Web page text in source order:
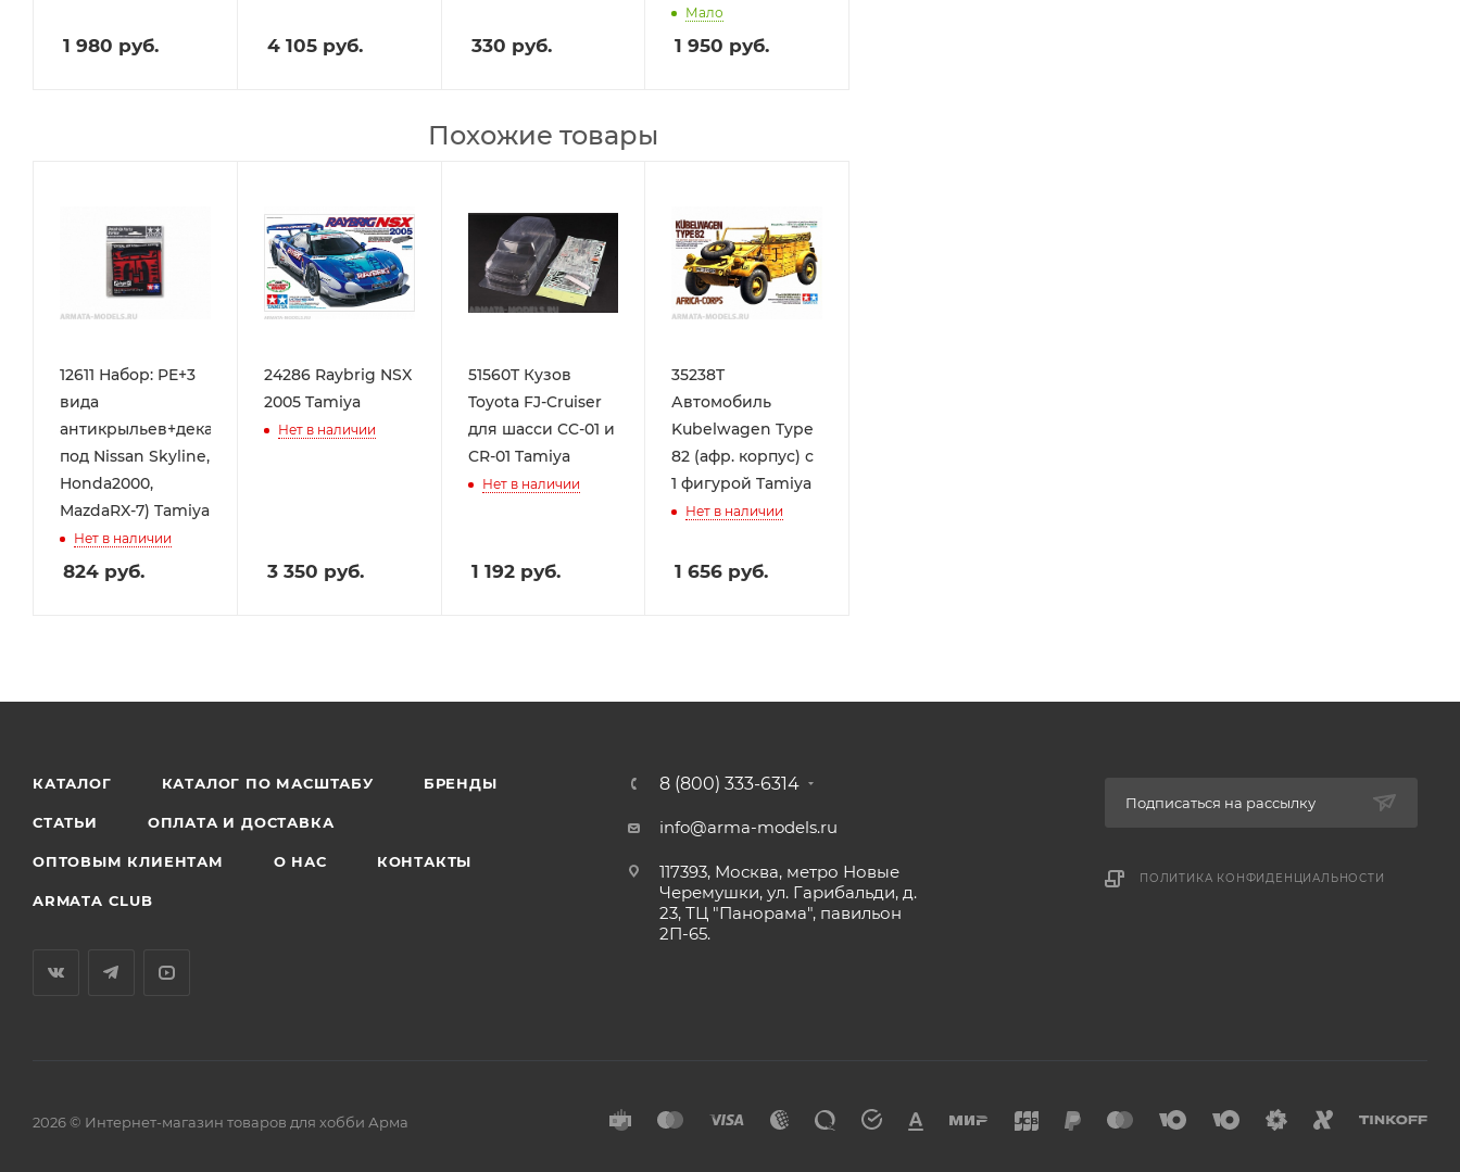
1 980 руб. 4 105руб. 330 руб.
Мало
1 950 руб.
Похожие товары
12611 Набор: PE+3
вида
антикрыльев+декали
под Nissan Skyline,
Honda2000,
MazdaRX-7) Tamiya
Нет в наличии
824 руб.
24286 Raybrig NSX
2005 Tamiya
Нет в наличии
3 350 руб.
51560T Кузов
Toyota FJ-Cruiser
для шасси CC-01 и
CR-01 Tamiya
Нет в наличии
1 192руб.
35238T
Автомобиль
Kubelwagen Type
82 (афр. корпус) с
1 фигурой Tamiya
Нет в наличии
1 656 руб.
КАТАЛОГ КАТАЛОГ ПО МАСШТАБУ БРЕНДЫ
СТАТЬИ ОПЛАТА И ДОСТАВКА
ОПТОВЫМ КЛИЕНТАМ О НАС КОНТАКТЫ
ARMATA CLUB
8 (800) 333-6314
info@arma-models.ru
117393, Москва, метро Новые
Черемушки, ул. Гарибальди, д.
23, ТЦ "Панорама", павильон
2П-65.
Подписаться на рассылку
ПОЛИТИКА КОНФИДЕНЦИАЛЬНОСТИ
2026 © Интернет-магазин товаров для хобби Арма